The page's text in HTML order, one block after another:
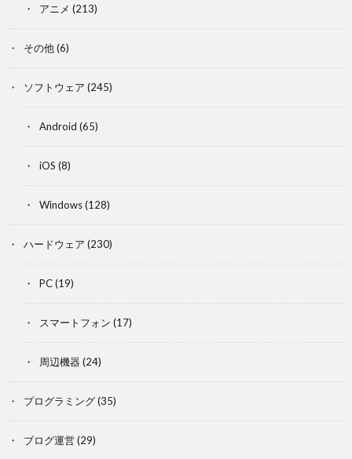
アニメ (213)
その他(6)
ソフトウェア (245)
Android (65)
iOS (8)
Windows(128)
ハードウェア (230)
PC(19)
スマートフォン (17)
周辺機器 (24)
プログラミング(35)
ブログ運営(29)